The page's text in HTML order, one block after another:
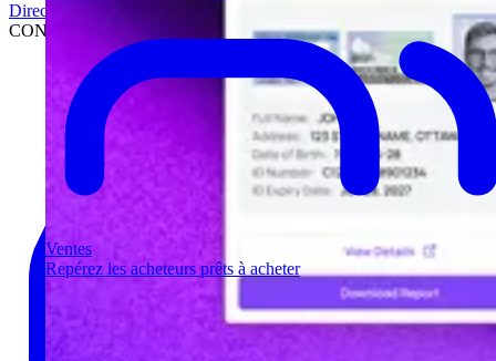
Ventes
Repérez les acheteurs prêts à acheter
Direction
CONCESSIONNAIRES